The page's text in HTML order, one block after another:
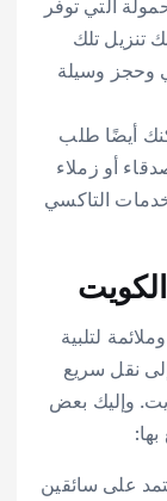
التي توفر
تنزيل تلك
وحجز وسيلة
أيضًا طلب
أو زملاء
التاكسي
لتلبية
نقل سريع
وإليك بعض
على سائقين